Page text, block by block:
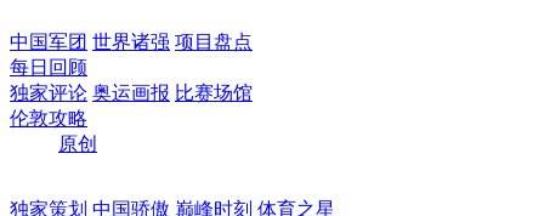
中国军团 世界诸强 项目盘点
每日回顾
独家评论 奥运画报 比赛场馆
伦敦攻略
原创
独家策划 中国骄傲 巅峰时刻 体育之星